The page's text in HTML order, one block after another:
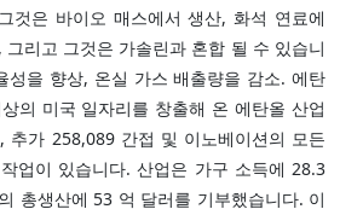
것은 바이오 매스에서 생산, 화석 연료에
리고 그것은 가솔린과 혼합 될 수 있습니
성을 향상, 온실 가스 배출량을 감소. 에탄
의 미국 일자리를 창출해 온 에탄올 산업
추가 258,089 간접 및 이노베이션의 모든
업이 있습니다. 산업은 가구 소득에 28.3
총생산에 53 억 달러를 기부했습니다. 이